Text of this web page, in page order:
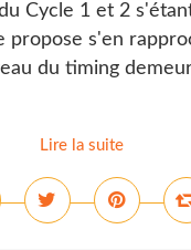
Cycle 1 et 2
propose s'en
du timing
Lire la suite